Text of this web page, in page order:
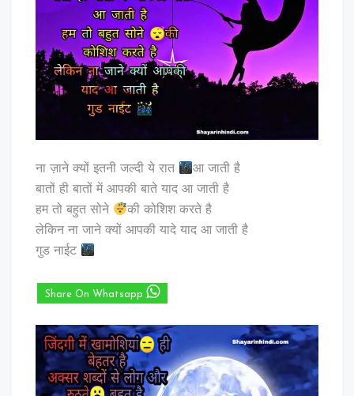
ना ज़ाने क्यों इतनी जल्दी ये रात
आ जाती है
बातों ही बातों में आपकी बाते याद आ जाती है
हम तो बहुत सोने
की कोशिश करते है
लेकिन ना जाने क्यों आपकी यादे याद आ जाती है
गुड नाईट
Share On Whatsapp